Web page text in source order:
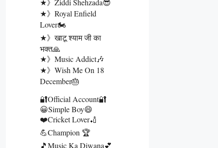
★》Ziddi Shehzada😎
★》Royal Enfield
Lover🏍️
★》खाटू श्याम जी का
भक्त🙏
★》Music Addict🎶
★》Wish Me On 18
December🎂
🔐Official Account🔐
😀Simple Boy😄
❤️Cricket Lover🏏
💪Champion 🏆
🎵Music Ka Diwana💕